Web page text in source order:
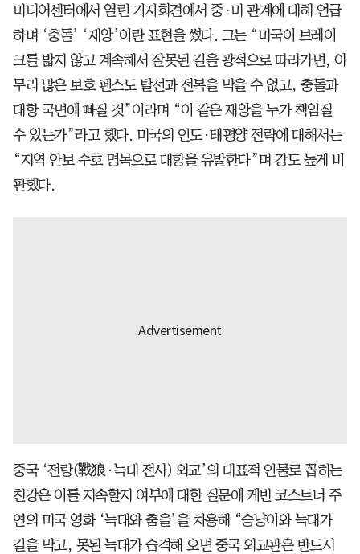
미디어센터에서 열린 기자회견에서 중·미 관계에 대해 언급
하며 ‘충돌’ ‘재앙’이란 표현을 썼다. 그는 “미국이 브레이
크를 밟지 않고 계속해서 잘못된 길을 광적으로 따라가면, 아
무리 많은 보호 펜스도 탈선과 전복을 막을 수 없고, 충돌과
대항 국면에 빠질 것”이라며 “이 같은 재앙을 누가 책임질
수 있는가”라고 했다. 미국의 인도·태평양 전략에 대해서는
“지역 안보 수호 명목으로 대항을 유발한다”며 강도 높게 비
판했다.
중국 ‘전랑(戰狼·늑대 전사) 외교’의 대표적 인물로 꼽히는
친강은 이를 지속할지 여부에 대한 질문에 케빈 코스트너 주
연의 미국 영화 ‘늑대와 춤을’을 차용해 “승냥이와 늑대가
길을 막고, 못된 늑대가 습격해 오면 중국 외교관은 반드시